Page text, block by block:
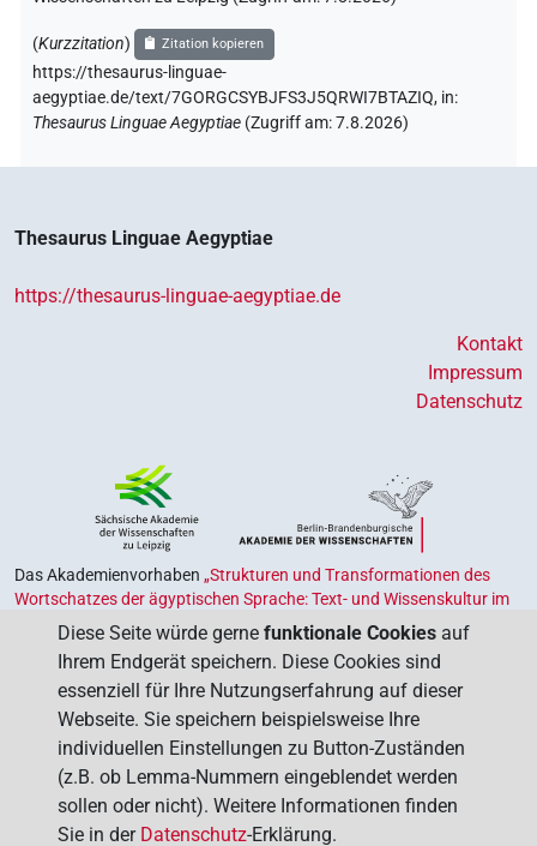
(Kurzzitation) Zitation kopieren
https://thesaurus-linguae-
aegyptiae.de/text/7GORGCSYBJFS3J5QRWI7BTAZIQ, in:
Thesaurus Linguae Aegyptiae (Zugriff am:7.8.2026)
Thesaurus Linguae Aegyptiae
https://thesaurus-linguae-aegyptiae.de
Kontakt
Impressum
Datenschutz
Das Akademienvorhaben „Strukturen und Transformationen des
Wortschatzes der ägyptischen Sprache: Text- und Wissenskultur im
Alten Ägypten‟
ist Teil des von Bund und Ländern geförderten
Akademienprogramms , das der Erhaltung, Sicherung und
Vergegenwärtigung unseres kulturellen Erbes dient. Koordiniert wird
das Programm von derUnion der Deutschen Akademien der
Wissenschaften.
Diese Seite würde gerne funktionale Cookies auf
Ihrem Endgerät speichern. Diese Cookies sind
essenziell für Ihre Nutzungserfahrung auf dieser
Webseite. Sie speichern beispielsweise Ihre
individuellen Einstellungen zu Button-Zuständen
(z.B. ob Lemma-Nummern eingeblendet werden
sollen oder nicht). Weitere Informationen finden
Sie in der Datenschutz-Erklärung.